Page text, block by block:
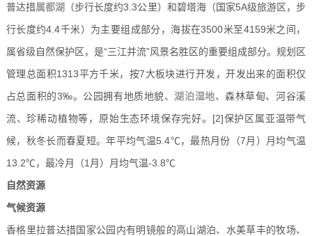
普达措属都湖
（步行长度约3.3公里）和碧塔海（国家5A级旅游区，步
行长度约4.4千米）为主要组成部分，海拔在3500米至4159米之间，
属省级自然保护区，是“三江并流”风景名胜区的重要组成部分。规划区
管理总面积1313平方千米，按7大板块进行开发，开发出来的面积仅
占总面积的3‰。公园拥有地质地貌、湖泊湿地、森林草甸、河谷溪
流、珍稀动植物等，原始生态环境保存完好。 [2]保护区属亚温带气
候，秋冬长而春夏短。年平均气温5.4℃，最热月份（7月）月均气温
13.2℃，最冷月（1月）月均气温-3.8℃
自然资源
气候资源
香格里拉普达措国家公园内有明镜般的高山湖泊、水美草丰的牧场、